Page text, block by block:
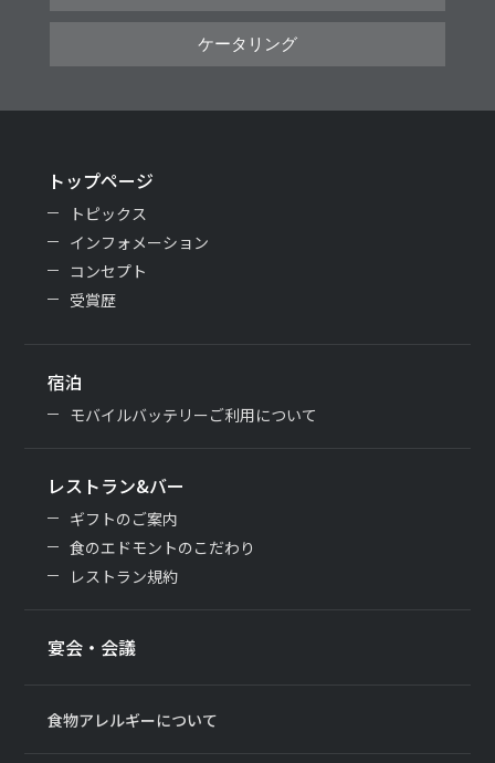
ケータリング
トップページ
トピックス
インフォメーション
コンセプト
受賞歴
宿泊
モバイルバッテリーご利用について
レストラン&バー
ギフトのご案内
食のエドモントのこだわり
レストラン規約
宴会・会議
食物アレルギーについて